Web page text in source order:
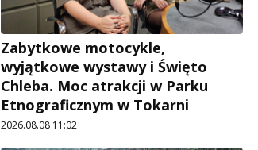
Zabytkowe motocykle,
wyjątkowe wystawy i Święto
Chleba. Moc atrakcji w Parku
Etnograficznym w Tokarni
2026.08.08 11:02